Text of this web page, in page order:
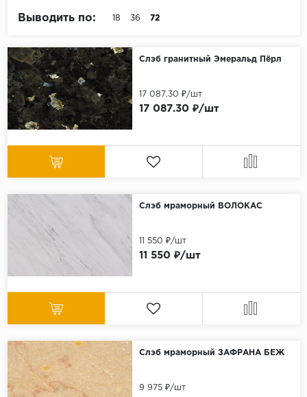
Выводить по: 18 36 72
Слэб гранитный Эмеральд Пёрл
17 087.30 ₽/шт
17 087.30 ₽/шт
Слэб мраморный ВОЛОКАС
11 550 ₽/шт
11 550 ₽/шт
Слэб мраморный ЗАФРАНА БЕЖ
9 975 ₽/шт